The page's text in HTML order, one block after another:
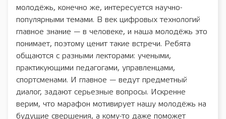
молодёжь, конечно же, интересуется научно-
популярными темами. В век цифровых технологий
главное знание — в человеке, и наша молодёжь это
понимает, поэтому ценит такие встречи. Ребята
общаются с разными лекторами: учеными,
практикующими педагогами, управленцами,
спортсменами. И главное — ведут предметный
диалог, задают серьезные вопросы. Искренне
верим, что марафон мотивирует нашу молодёжь на
будущие свершения, а кому-то даже поможет